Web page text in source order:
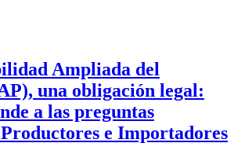
Ampliada del
una obligación legal:
a las preguntas
e Importadores